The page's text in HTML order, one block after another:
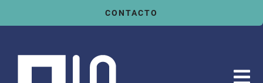
al
CONTACTO